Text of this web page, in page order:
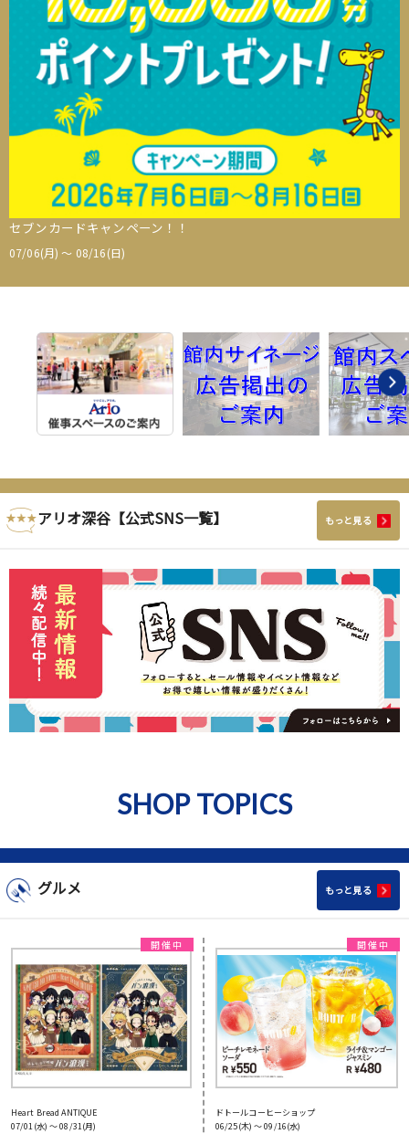
セブンカードキャンペーン！！
07/06(月) 〜 08/16(日)
アリオ深谷【公式SNS一覧】 もっと見る
SHOP TOPICS
グルメ もっと見る
Heart Bread ANTIQUE
07/01(水) 〜 08/31(月)
ドトールコーヒーショップ
06/25(木) 〜 09/16(水)